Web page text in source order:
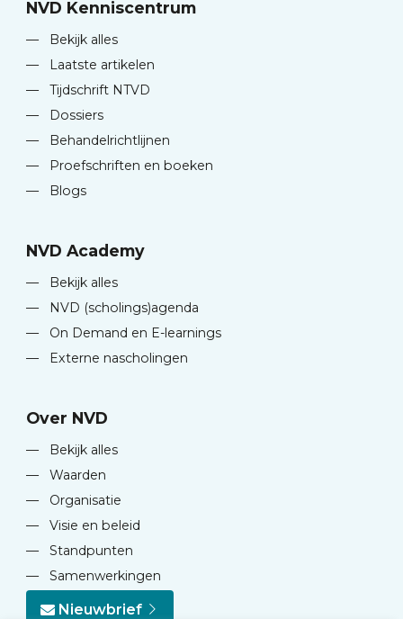
NVD Kenniscentrum
—
Bekijk alles
—
Laatste artikelen
—
Tijdschrift NTVD
—
Dossiers
—
Behandelrichtlijnen
—
Proefschriften en boeken
—
Blogs
NVD Academy
—
Bekijk alles
—
NVD (scholings)agenda
—
On Demand en E-learnings
—
Externe nascholingen
Over NVD
—
Bekijk alles
—
Waarden
—
Organisatie
—
Visie en beleid
—
Standpunten
—
Samenwerkingen
Nieuwbrief